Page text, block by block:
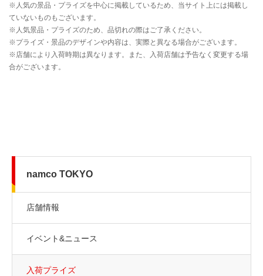
namco TOKYO
店舗情報
イベント&ニュース
入荷プライズ